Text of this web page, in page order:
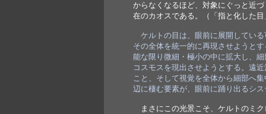
からなくなるほど、対象にぐっと近
在のカオスである。（「指と化した
ケルトの目は、眼前に展開してい
その全体を統一的に再現させようと
能な限り微細・極小の中に拡大し、
コスモスを現出させようとする。遠
こと、そして視覚を全体から細部へ
辺に棲む要素が、眼前に踊り出るシ
まさにこの光景こそ、ケルトのミ